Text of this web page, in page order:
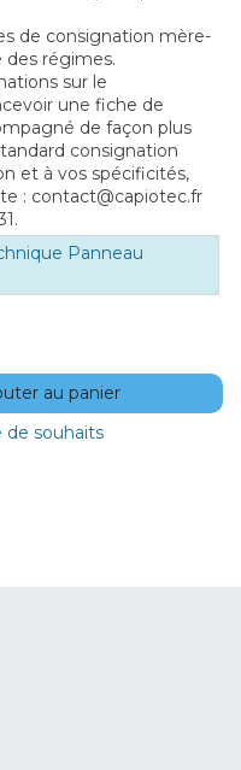
de consignation mère-
des régimes.
sur le
une fiche de
de façon plus
consignation
et à vos spécificités,
: contact@capiotec.fr
Panneau
au panier
de souhaits